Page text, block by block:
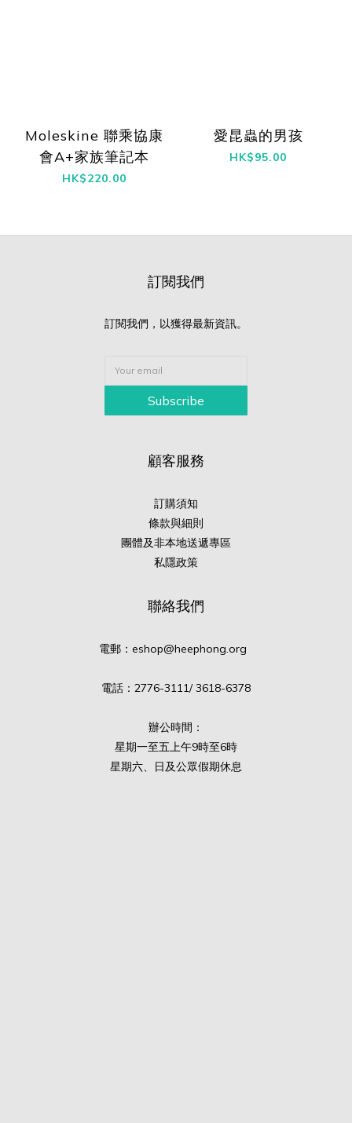
Moleskine 聯乘協康
會A+家族筆記本
HK$220.00
愛昆蟲的男孩
HK$95.00
訂閱我們
訂閱我們，以獲得最新資訊。
Subscribe
顧客服務
訂購須知
條款與細則
團體及非本地送遞專區
私隱政策
聯絡我們
電郵：eshop@heephong.org
電話：2776-3111/ 3618-6378
辦公時間：
星期一至五上午9時至6時
星期六、日及公眾假期休息